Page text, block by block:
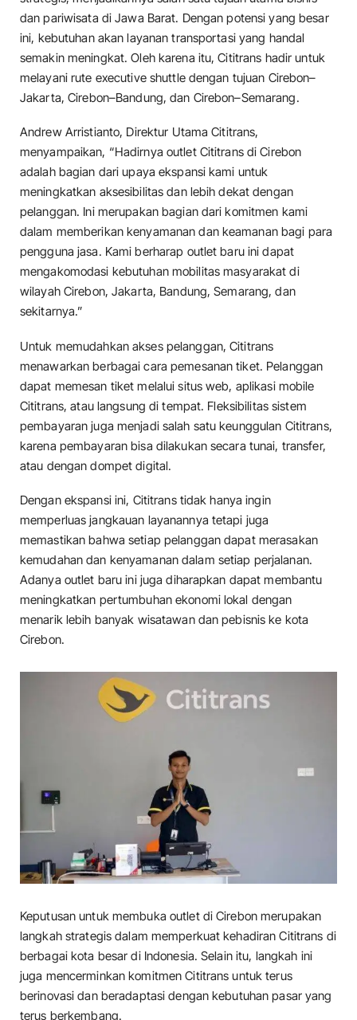
dan pariwisata di Jawa Barat. Dengan potensi yang besar
ini, kebutuhan akan layanan transportasi yang handal
semakin meningkat. Oleh karena itu, Cititrans hadir untuk
melayani rute executive shuttle dengan tujuan Cirebon–
Jakarta, Cirebon–Bandung, dan Cirebon–Semarang.
Andrew Arristianto, Direktur Utama Cititrans,
menyampaikan, “Hadirnya outlet Cititrans di Cirebon
adalah bagian dari upaya ekspansi kami untuk
meningkatkan aksesibilitas dan lebih dekat dengan
pelanggan. Ini merupakan bagian dari komitmen kami
dalam memberikan kenyamanan dan keamanan bagi para
pengguna jasa. Kami berharap outlet baru ini dapat
mengakomodasi kebutuhan mobilitas masyarakat di
wilayah Cirebon, Jakarta, Bandung, Semarang, dan
sekitarnya.”
Untuk memudahkan akses pelanggan, Cititrans
menawarkan berbagai cara pemesanan tiket. Pelanggan
dapat memesan tiket melalui situs web, aplikasi mobile
Cititrans, atau langsung di tempat. Fleksibilitas sistem
pembayaran juga menjadi salah satu keunggulan Cititrans,
karena pembayaran bisa dilakukan secara tunai, transfer,
atau dengan dompet digital.
Dengan ekspansi ini, Cititrans tidak hanya ingin
memperluas jangkauan layanannya tetapi juga
memastikan bahwa setiap pelanggan dapat merasakan
kemudahan dan kenyamanan dalam setiap perjalanan.
Adanya outlet baru ini juga diharapkan dapat membantu
meningkatkan pertumbuhan ekonomi lokal dengan
menarik lebih banyak wisatawan dan pebisnis ke kota
Cirebon.
Keputusan untuk membuka outlet di Cirebon merupakan
langkah strategis dalam memperkuat kehadiran Cititrans di
berbagai kota besar di Indonesia. Selain itu, langkah ini
juga mencerminkan komitmen Cititrans untuk terus
berinovasi dan beradaptasi dengan kebutuhan pasar yang
terus berkembang.